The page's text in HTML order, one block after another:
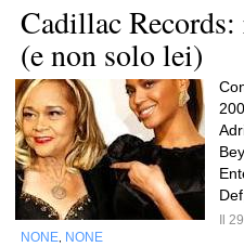
Cadillac
(e non solo lei)
Il
NONE NONE